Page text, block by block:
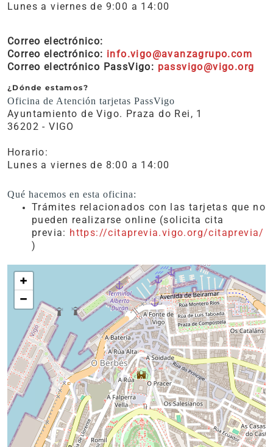
Lunes a viernes de 9:00 a 14:00
Correo electrónico:
Correo electrónico: info.vigo@avanzagrupo.com
Correo electrónico PassVigo: passvigo@vigo.org
¿Dónde estamos?
Oficina de Atención tarjetas PassVigo
Ayuntamiento de Vigo. Praza do Rei, 1
36202 - VIGO
Horario:
Lunes a viernes de 8:00 a 14:00
Qué hacemos en esta oficina:
Trámites relacionados con las tarjetas que no
pueden realizarse online (solicita cita
previa: https://citaprevia.vigo.org/citaprevia/
)
+
−